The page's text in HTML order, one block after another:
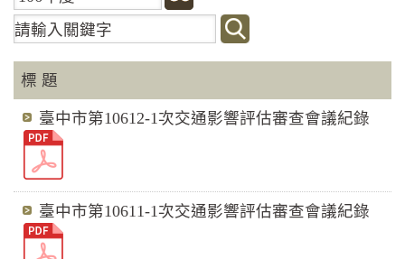
鍵
字
搜
標 題
臺中市第10612-1次交通影響評估審查會議紀錄
臺中市第10611-1次交通影響評估審查會議紀錄